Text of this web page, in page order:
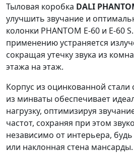
Тыловая коробка DALI
улучшить звучание и
колонки PHANTOM E-60 и E-60
применению устраняется
сокращая утечку звука из
этажа на этаж.
Корпус из оцинкованной
из минваты обеспечивает
нагрузку, оптимизируя
частот, сохраняя при этом
независимо от интерьера,
или наклонная стена мансарды.